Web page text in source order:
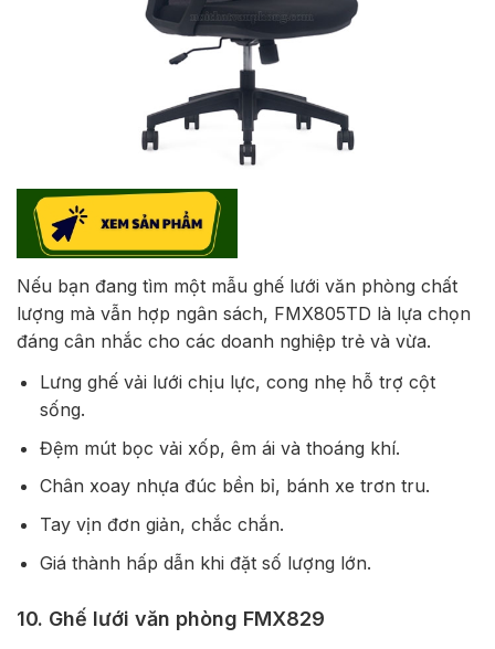
Nếu bạn đang tìm một mẫu ghế lưới văn phòng chất
lượng mà vẫn hợp ngân sách, FMX805TD là lựa chọn
đáng cân nhắc cho các doanh nghiệp trẻ và vừa.
Lưng ghế vải lưới chịu lực, cong nhẹ hỗ trợ cột
sống.
Đệm mút bọc vải xốp, êm ái và thoáng khí.
Chân xoay nhựa đúc bền bỉ, bánh xe trơn tru.
Tay vịn đơn giản, chắc chắn.
Giá thành hấp dẫn khi đặt số lượng lớn.
10. Ghế lưới văn phòng FMX829